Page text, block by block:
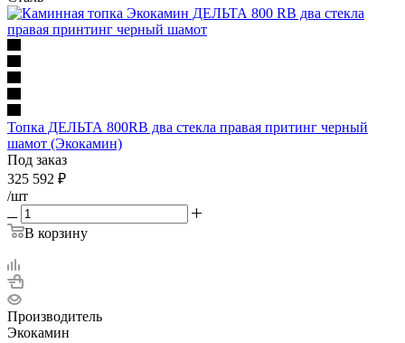
Топка ДЕЛЬТА 800RB два стекла правая притинг черный
шамот (Экокамин)
Под заказ
325 592 ₽
/шт
В корзину
Производитель
Экокамин